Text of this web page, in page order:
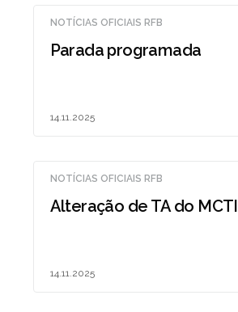
NOTÍCIAS OFICIAIS RFB
Parada programada
14.11.2025
NOTÍCIAS OFICIAIS RFB
Alteração de TA do MCTI
14.11.2025